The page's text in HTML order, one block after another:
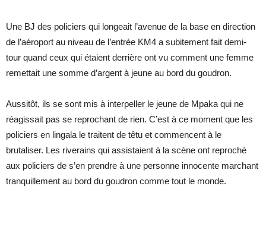
Une BJ des policiers qui longeait l’avenue de la base en direction
de l’aéroport au niveau de l’entrée KM4 a subitement fait demi-
tour quand ceux qui étaient derrière ont vu comment une femme
remettait une somme d’argent à jeune au bord du goudron.
Aussitôt, ils se sont mis à interpeller le jeune de Mpaka qui ne
réagissait pas se reprochant de rien. C’est à ce moment que les
policiers en lingala le traitent de têtu et commencent à le
brutaliser. Les riverains qui assistaient à la scène ont reproché
aux policiers de s’en prendre à une personne innocente marchant
tranquillement au bord du goudron comme tout le monde.